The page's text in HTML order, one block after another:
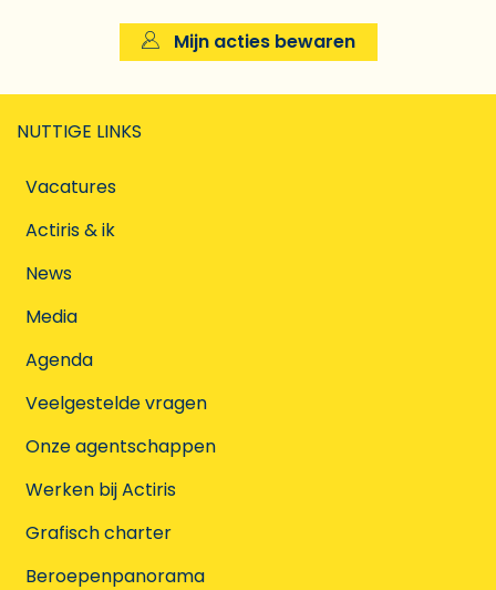
Mijn acties bewaren
NUTTIGE LINKS
Vacatures
Actiris & ik
News
Media
Agenda
Veelgestelde vragen
Onze agentschappen
Werken bij Actiris
Grafisch charter
Beroepenpanorama